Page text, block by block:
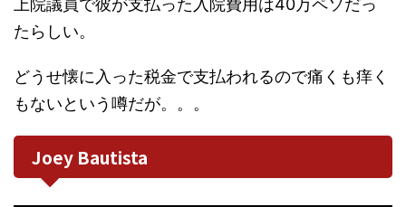
上院議員で彼が支払った入院費用は40万ペソだっ
たらしい。
どうせ懐に入った税金で支払われるので痛くも痒く
もないという噂だが。。。
Joey Bautista